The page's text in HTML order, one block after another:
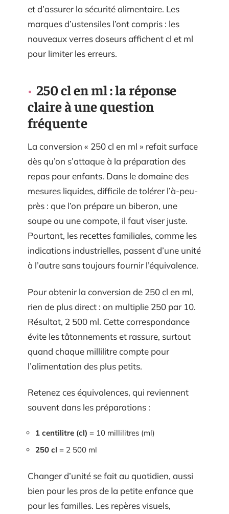
et d’assurer la sécurité alimentaire. Les
marques d’ustensiles l’ont compris : les
nouveaux verres doseurs affichent cl et ml
pour limiter les erreurs.
250 cl en ml : la réponse
claire à une question
fréquente
La conversion « 250 cl en ml » refait surface
dès qu’on s’attaque à la préparation des
repas pour enfants. Dans le domaine des
mesures liquides, difficile de tolérer l’à-peu-
près : que l’on prépare un biberon, une
soupe ou une compote, il faut viser juste.
Pourtant, les recettes familiales, comme les
indications industrielles, passent d’une unité
à l’autre sans toujours fournir l’équivalence.
Pour obtenir la conversion de 250 cl en ml,
rien de plus direct : on multiplie 250 par 10.
Résultat, 2 500 ml. Cette correspondance
évite les tâtonnements et rassure, surtout
quand chaque millilitre compte pour
l’alimentation des plus petits.
Retenez ces équivalences, qui reviennent
souvent dans les préparations :
1 centilitre (cl) = 10 millilitres (ml)
250 cl = 2 500 ml
Changer d’unité se fait au quotidien, aussi
bien pour les pros de la petite enfance que
pour les familles. Les repères visuels,